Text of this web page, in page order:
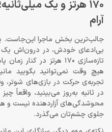
170 هرتز و یک
آرام
بی‌ادعای خودش، در درون‌اش یک
هیچ وقت نمی‌توانید بگویید
در ثانیه به‌روز می‌بینید، واقعاً
محوشدگی‌های آزاردهنده نیست و
جلوی چشم‌تان می‌گذرد.